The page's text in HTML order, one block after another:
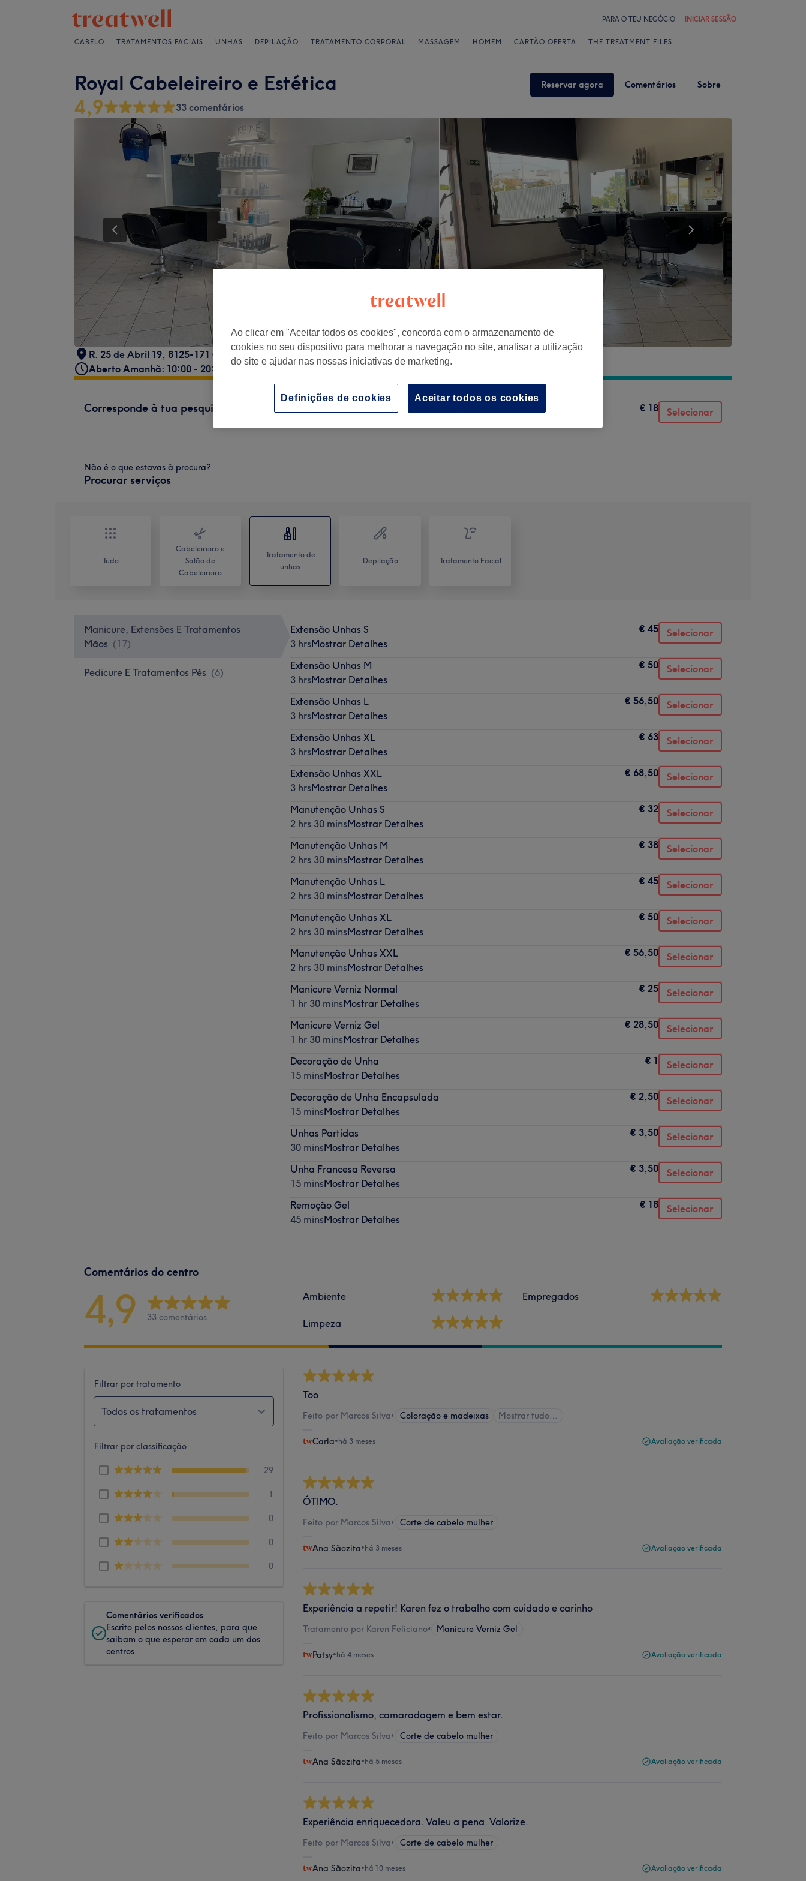
PARA O TEU NEGÓCIO INICIAR SESSÃO
CABELO TRATAMENTOS FACIAIS UNHAS DEPILAÇÃO TRATAMENTO CORPORAL MASSAGEM HOMEM CARTÃO OFERTA THE TREATMENT FILES
Royal Cabeleireiro e Estética Reservar agora Comentários Sobre
4,9 33 comentários
R. 25 de Abril 19, 8125-171 Quarteira, Portugal
Aberto Amanhã: 10:00 - 20:00
Corresponde à tua pesquisa € 18 Selecionar
Não é o que estavas à procura?
Procurar serviços
Tudo
Cabeleireiro e
Salão de
Cabeleireiro
Tratamento de
unhas
Depilação Tratamento Facial
Manicure, Extensões E Tratamentos
Mãos (17)
Pedicure E Tratamentos Pés (6)
Extensão Unhas S
3 hrsMostrar Detalhes
€ 45 Selecionar
Extensão Unhas M
3 hrsMostrar Detalhes
€ 50 Selecionar
Extensão Unhas L
3 hrsMostrar Detalhes
€ 56,50 Selecionar
Extensão Unhas XL
3 hrsMostrar Detalhes
€ 63 Selecionar
Extensão Unhas XXL
3 hrsMostrar Detalhes
€ 68,50 Selecionar
Manutenção Unhas S
2 hrs 30 minsMostrar Detalhes
€ 32 Selecionar
Manutenção Unhas M
2 hrs 30 minsMostrar Detalhes
€ 38 Selecionar
Manutenção Unhas L
2 hrs 30 minsMostrar Detalhes
€ 45 Selecionar
Manutenção Unhas XL
2 hrs 30 minsMostrar Detalhes
€ 50 Selecionar
Manutenção Unhas XXL
2 hrs 30 minsMostrar Detalhes
€ 56,50 Selecionar
Manicure Verniz Normal
1 hr 30 minsMostrar Detalhes
€ 25 Selecionar
Manicure Verniz Gel
1 hr 30 minsMostrar Detalhes
€ 28,50 Selecionar
Decoração de Unha
15 minsMostrar Detalhes
€ 1 Selecionar
Decoração de Unha Encapsulada
15 minsMostrar Detalhes
€ 2,50 Selecionar
Unhas Partidas
30 minsMostrar Detalhes
€ 3,50 Selecionar
Unha Francesa Reversa
15 minsMostrar Detalhes
€ 3,50 Selecionar
Remoção Gel
45 minsMostrar Detalhes
€ 18 Selecionar
Comentários do centro
4,9 33 comentários
Ambiente
Limpeza
Empregados
Filtrar por tratamento
Todos os tratamentos
Filtrar por classificação
29
1
0
0
0
Comentários verificados
Escrito pelos nossos clientes, para que
saibam o que esperar em cada um dos
centros.
Too
Feito por Marcos Silva• Coloração e madeixas Mostrar tudo…
Carla•há 3 meses Avaliação verificada
ÓTIMO.
Feito por Marcos Silva• Corte de cabelo mulher
Ana Sãozita•há 3 meses Avaliação verificada
Experiência a repetir! Karen fez o trabalho com cuidado e carinho
Tratamento por Karen Feliciano• Manicure Verniz Gel
Patsy•há 4 meses Avaliação verificada
Profissionalismo, camaradagem e bem estar.
Feito por Marcos Silva• Corte de cabelo mulher
Ana Sãozita•há 5 meses Avaliação verificada
Experiência enriquecedora. Valeu a pena. Valorize.
Feito por Marcos Silva• Corte de cabelo mulher
Ana Sãozita•há 10 meses Avaliação verificada
Ao clicar em "Aceitar todos os cookies", concorda com o armazenamento de
cookies no seu dispositivo para melhorar a navegação no site, analisar a utilização
do site e ajudar nas nossas iniciativas de marketing.
Aceitar todos os cookies
Definições de cookies